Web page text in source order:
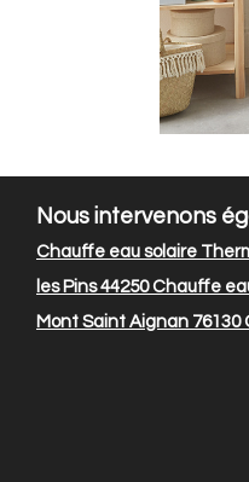
Nous intervenons
Chauffe eau solaire
les Pins 44250Chauffe
Mont Saint Aignan 76130